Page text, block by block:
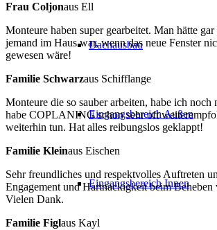
Dachausbau
Eingangsbereich Außen
Eingangsbereich Innen
Frau Coljonaus Ell
Monteure haben super gearbeitet. Man hätte
jemand im Haus war, wenn das neue Fenster
gewesen wäre!
Familie Schwarzaus Schifflange
Monteure die so sauber arbeiten, habe ich noch
habe COPLANING schon sehr oft
weiterhin tun. Hat alles reibungslos geklappt!
Familie Kleinaus Eischen
Sehr freundliches und respektvolles Auftreten
Engagement und Hartnäckigkeit beim Beheben
Vielen Dank.
Familie Figlaus Kayl